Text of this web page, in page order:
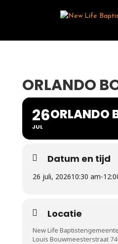
ORLANDO
26
JUL
ORLANDO
Datum en tijd
26 juli, 202610:30 am-
Locatie
New Life Baptistengemeente
Louis Bouwmeesterstraat 74